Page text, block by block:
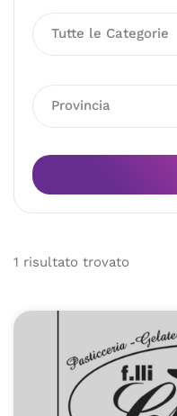
Tutte le Categorie
Provincia
1 risultato trovato